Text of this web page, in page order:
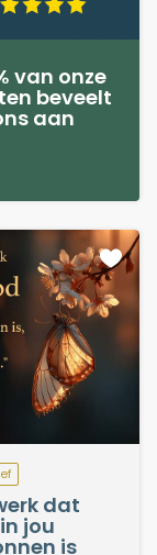
van onze
beveelt
aan
dat
jou
is